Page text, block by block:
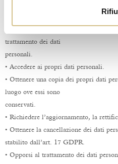
trattamento dei dati
personali.
• Accedere ai propri dati personali.
• Ottenere una copia dei propri dati
luogo ove essi sono
conservati.
• Richiedere l’aggiornamento, la
• Ottenere la cancellazione dei dati
stabilito dall’art. 17 GDPR.
• Opporsi al trattamento dei dati